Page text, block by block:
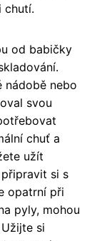
chutí.
od babičky
nádobě nebo
svou
chuť a
užít
si s
opatrní při
pyly, mohou
si